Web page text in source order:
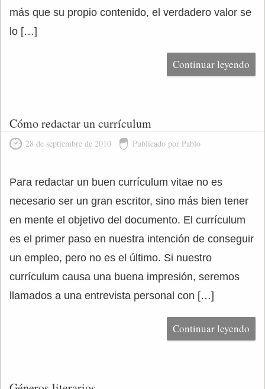
más que su propio contenido, el verdadero valor se
lo […]
Continuar leyendo
Cómo redactar un currículum
28 de septiembre de 2010 Publicado por Pablo
Para redactar un buen currículum vitae no es
necesario ser un gran escritor, sino más bien tener
en mente el objetivo del documento. El currículum
es el primer paso en nuestra intención de conseguir
un empleo, pero no es el último. Si nuestro
currículum causa una buena impresión, seremos
llamados a una entrevista personal con […]
Continuar leyendo